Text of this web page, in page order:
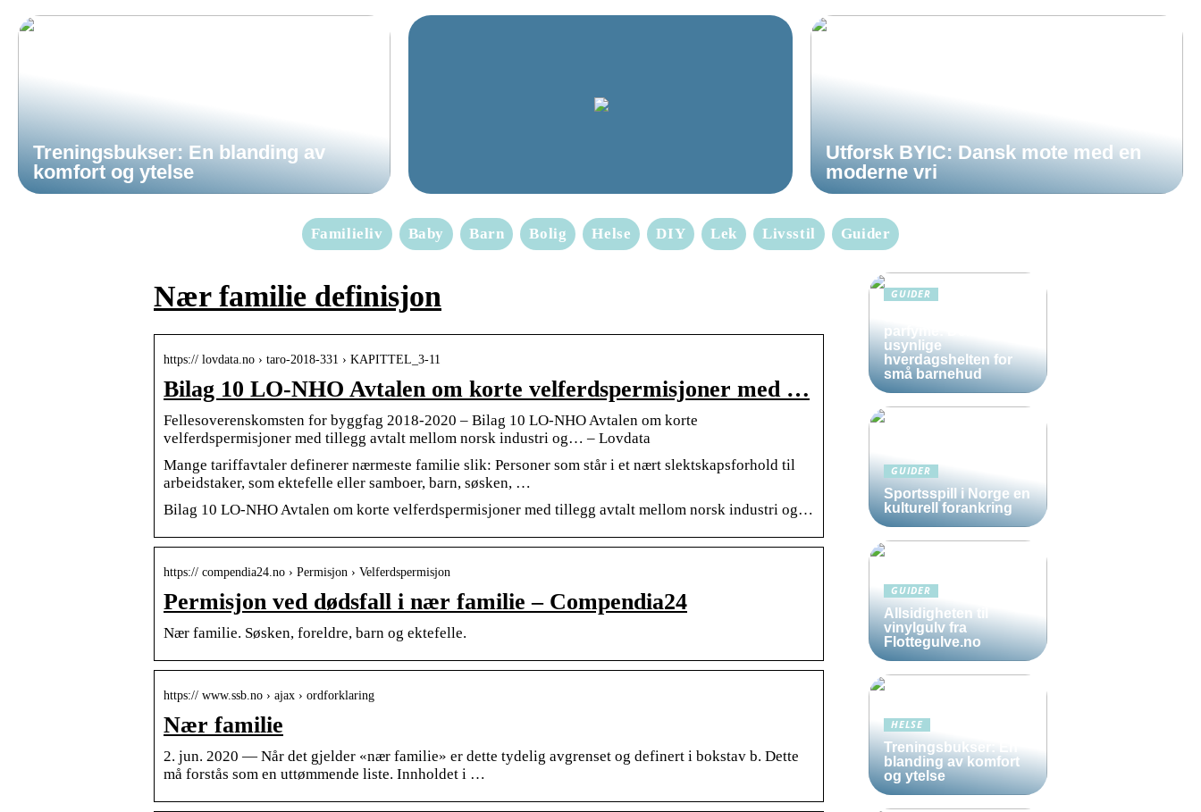
Treningsbukser: En blanding av
komfort og ytelse
Utforsk BYIC: Dansk mote med en
moderne vri
Familieliv Baby Barn Bolig Helse DIY Lek Livsstil Guider
Nær familie definisjon
https:// lovdata.no › taro-2018-331 › KAPITTEL_3-11
Bilag 10 LO-NHO Avtalen om korte velferdspermisjoner med …
Fellesoverenskomsten for byggfag 2018-2020 – Bilag 10 LO-NHO Avtalen om korte
velferdspermisjoner med tillegg avtalt mellom norsk industri og… – Lovdata
Mange tariffavtaler definerer nærmeste familie slik: Personer som står i et nært slektskapsforhold til
arbeidstaker, som ektefelle eller samboer, barn, søsken, …
Bilag 10 LO-NHO Avtalen om korte velferdspermisjoner med tillegg avtalt mellom norsk industri og…
https:// compendia24.no › Permisjon › Velferdspermisjon
Permisjon ved dødsfall i nær familie – Compendia24
Nær familie. Søsken, foreldre, barn og ektefelle.
https:// www.ssb.no › ajax › ordforklaring
Nær familie
2. jun. 2020 — Når det gjelder «nær familie» er dette tydelig avgrenset og definert i bokstav b. Dette
må forstås som en uttømmende liste. Innholdet i …
GUIDER
parfyme: Den
usynlige
hverdagshelten for
små barnehud
GUIDER
Sportsspill i Norge en
kulturell forankring
GUIDER
Allsidigheten til
vinylgulv fra
Flottegulve.no
HELSE
Treningsbukser: En
blanding av komfort
og ytelse